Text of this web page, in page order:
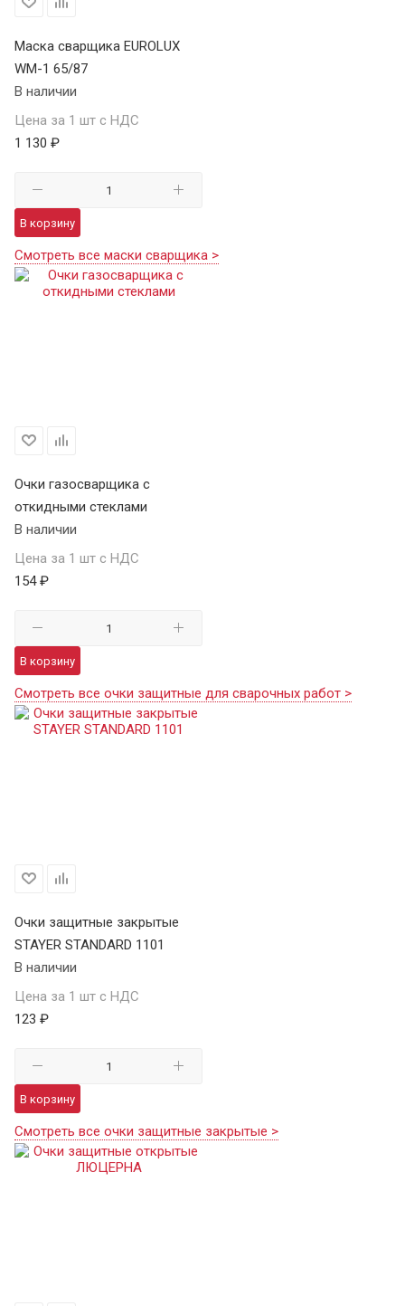
Маска сварщика EUROLUX
WM-1 65/87
В наличии
Цена за 1 шт с НДС
1 130 ₽
В корзину
Смотреть все маски сварщика >
Очки газосварщика с
откидными стеклами
В наличии
Цена за 1 шт с НДС
154 ₽
В корзину
Смотреть все очки защитные для сварочных работ >
Очки защитные закрытые
STAYER STANDARD 1101
В наличии
Цена за 1 шт с НДС
123 ₽
В корзину
Смотреть все очки защитные закрытые >